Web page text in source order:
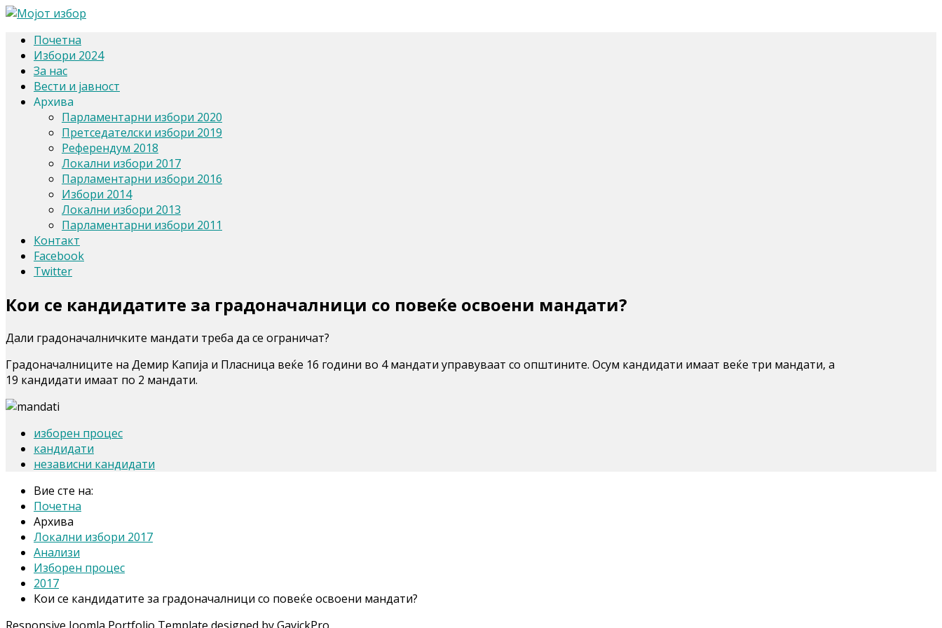
Почетна
Избори 2024
За нас
Вести и јавност
Архива
Парламентарни избори 2020
Претседателски избори 2019
Референдум 2018
Локални избори 2017
Парламентарни избори 2016
Избори 2014
Локални избори 2013
Парламентарни избори 2011
Контакт
Facebook
Twitter
Кои се кандидатите за градоначалници со повеќе освоени мандати?
Дали градоначалничките мандати треба да се ограничат?
Градоначалниците на Демир Капија и Пласница веќе 16 години во 4 мандати управуваат со општините. Осум кандидати имаат веќе три мандати, а
19 кандидати имаат по 2 мандати.
изборен процес
кандидати
независни кандидати
Вие сте на:
Почетна
Архива
Локални избори 2017
Анализи
Изборен процес
2017
Кои се кандидатите за градоначалници со повеќе освоени мандати?